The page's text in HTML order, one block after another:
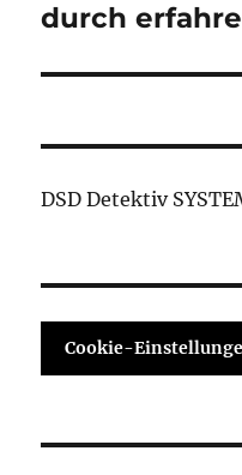
durch
DSD Detektiv
Cookie-